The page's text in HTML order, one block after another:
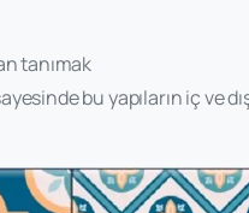
tanımak
bu yapıların iç ve